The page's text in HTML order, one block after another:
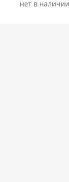
Нет в наличии